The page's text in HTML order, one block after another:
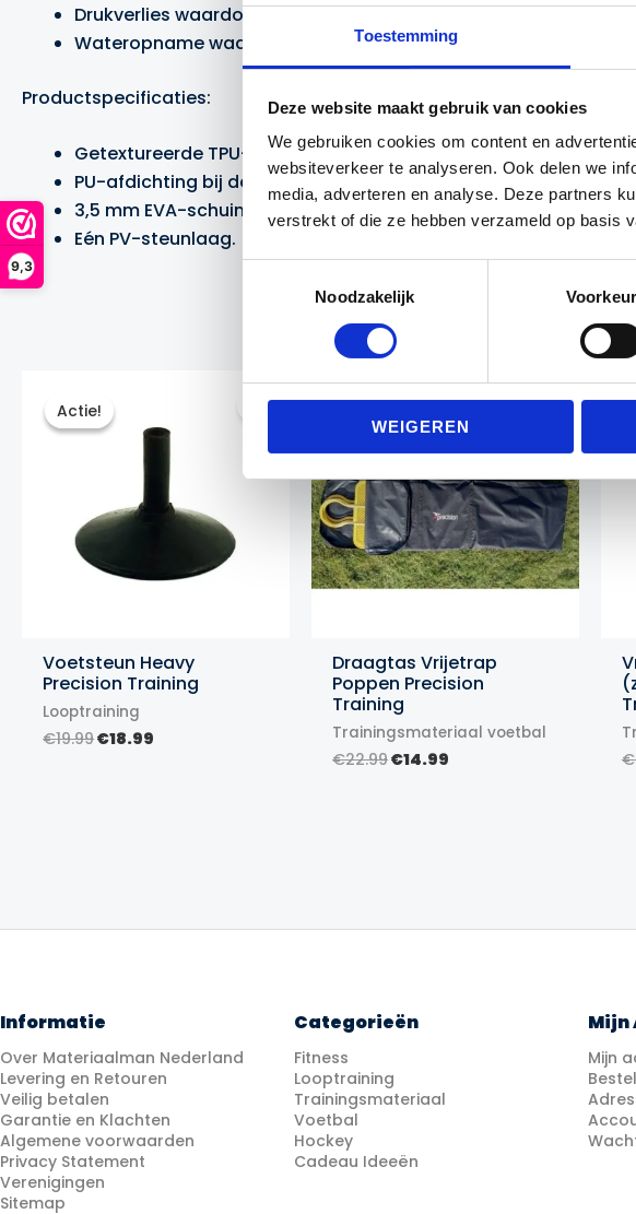
9,3
Toestemming
Deze website maakt gebruik van cookies
We gebruiken cookies om content en
websiteverkeer te analyseren. Ook delen we
media, adverteren en analyse. Deze partners
verstrekt of die ze hebben verzameld op basis
Noodzakelijk
WEIGEREN
Drukverlies waardoor de bal gedurende een lange periode
Wateropname waardoor de bal zelfs in de natste
Productspecificaties:
Getextureerde TPU-buitenlaag;
PU-afdichting bij de naden voor een hoge mate van
3,5 mm EVA-schuimlaag.
Eén PV-steunlaag.
Actie!
Actie!
Voetsteun Heavy
Precision Training
Looptraining
€19.99Oorspronkelijke
€18.99
Draagtas Vrijetrap
Poppen Precision
Training
Trainingsmateriaal voetbal
€22.99Oorspronkelijke
€14.99Huidige
€
Informatie
Over Materiaalman Nederland
Levering en Retouren
Veilig betalen
Garantie en Klachten
Algemene voorwaarden
Privacy Statement
Verenigingen
Sitemap
Categorieën
Fitness
Looptraining
Trainingsmateriaal
Voetbal
Hockey
Cadeau Ideeën
Mijn
Mijn